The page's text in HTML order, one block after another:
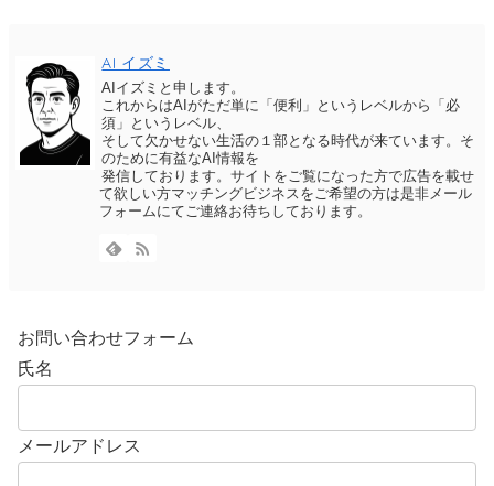
AI イズミ
AIイズミと申します。
これからはAIがただ単に「便利」というレベルから「必
須」というレベル、
そして欠かせない生活の１部となる時代が来ています。そ
のために有益なAI情報を
発信しております。サイトをご覧になった方で広告を載せ
て欲しい方マッチングビジネスをご希望の方は是非メール
フォームにてご連絡お待ちしております。
お問い合わせフォーム
氏名
メールアドレス